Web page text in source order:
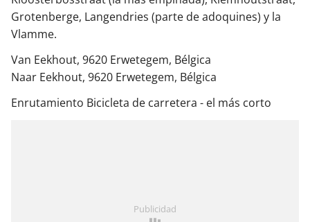
Grotenberge, Langendries (parte de adoquines) y la
Vlamme.
Van Eekhout, 9620 Erwetegem, Bélgica
Naar Eekhout, 9620 Erwetegem, Bélgica
Enrutamiento Bicicleta de carretera - el más corto
Publicidad